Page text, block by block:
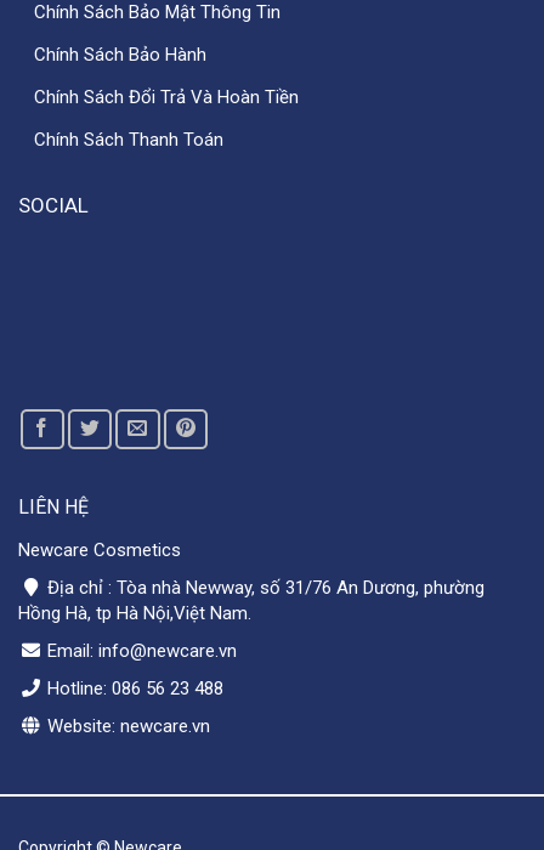
Chính Sách Bảo Mật Thông Tin
Chính Sách Bảo Hành
Chính Sách Đổi Trả Và Hoàn Tiền
Chính Sách Thanh Toán
SOCIAL
LIÊN HỆ
Newcare Cosmetics
Địa chỉ : Tòa nhà Newway, số 31/76 An Dương, phường
Hồng Hà, tp Hà Nội,Việt Nam.
Email: info@newcare.vn
Hotline: 086 56 23 488
Website: newcare.vn